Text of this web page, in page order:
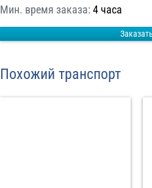
Мин. время заказа: 4 часа
Заказать
Похожий транспорт